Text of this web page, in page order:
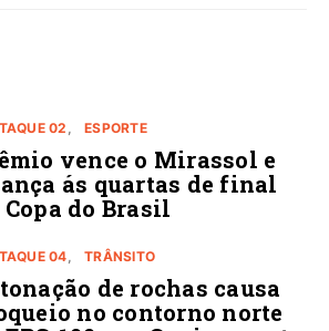
02 ESPORTE
vence o Mirassol e
ás quartas de final
Copa do Brasil
04 TRÂNSITO
de rochas causa
no contorno norte